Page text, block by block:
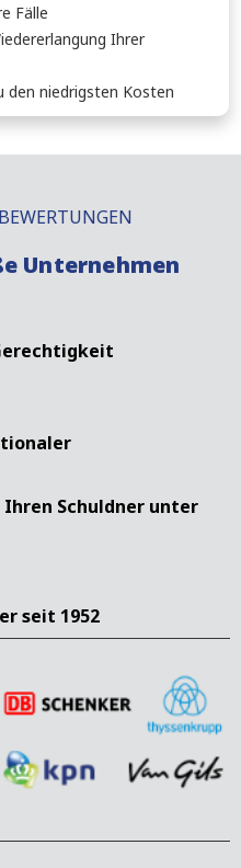
Fälle
Ihrer
den niedrigsten Kosten
Unternehmen
Schuldner unter
seit 1952